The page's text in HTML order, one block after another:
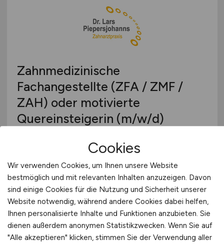
Zahnmedizinische
Fachangestellte (ZFA / ZMF /
ZAH) oder motivierte
Quereinsteigerin (m/w/d)
Zahnarztpraxis Dr. Lars Piepersjohanns
Bad Zwischenahn
Cookies
Wir verwenden Cookies, um Ihnen unsere Website
bestmöglich und mit relevanten Inhalten anzuzeigen. Davon
sind einige Cookies für die Nutzung und Sicherheit unserer
Website notwendig, während andere Cookies dabei helfen,
Ihnen personalisierte Inhalte und Funktionen anzubieten. Sie
dienen außerdem anonymen Statistikzwecken. Wenn Sie auf
"Alle akzeptieren" klicken, stimmen Sie der Verwendung aller